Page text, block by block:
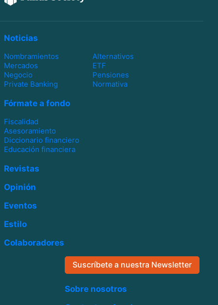
Noticias
Nombramientos
Alternativos
Mercados
ETF
Negocio
Pensiones
Private Banking
Normativa
Fórmate a fondo
Fiscalidad
Asesoramiento
Diccionario financiero
Educación financiera
Revistas
Opinión
Eventos
Estilo
Colaboradores
Suscríbete a nuestra Newsletter
Sobre nosotros